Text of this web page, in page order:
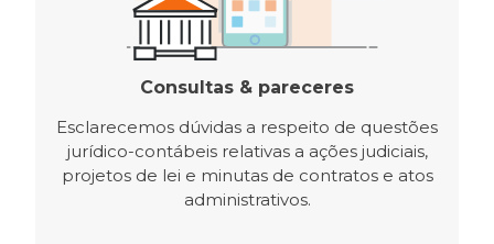
Consultas & pareceres
Esclarecemos dúvidas a respeito de questões
jurídico-contábeis relativas a ações judiciais,
projetos de lei e minutas de contratos e atos
administrativos.